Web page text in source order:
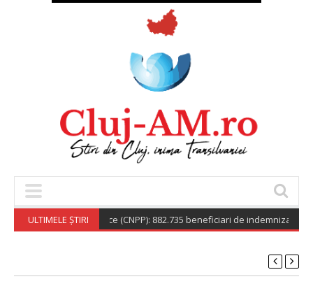
ULTIMELE ȘTIRI
de Pensii Publice (CNPP): 882.735 beneficiari de indemnizație